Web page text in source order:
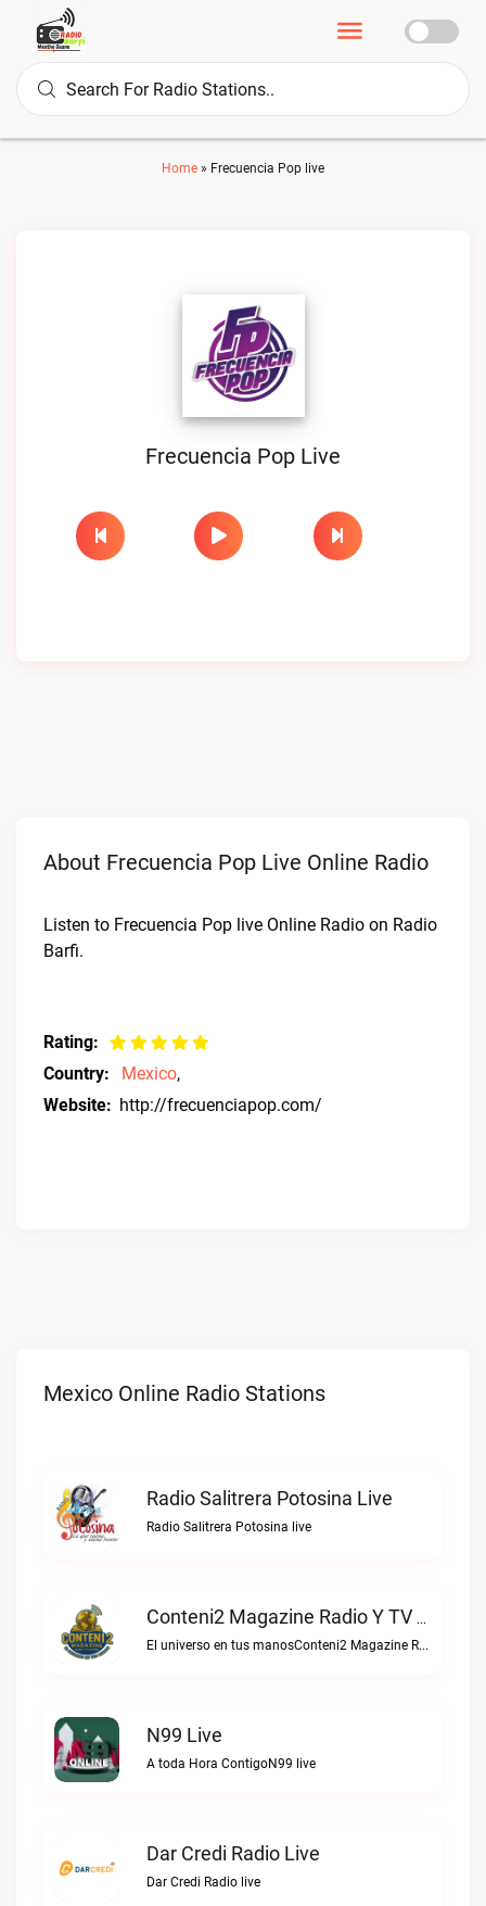
Home » Frecuencia Pop live
Frecuencia Pop Live
About Frecuencia Pop Live Online Radio
Listen to Frecuencia Pop live Online Radio on Radio
Barfi.
Rating:
Country:
Mexico,
Website: http://frecuenciapop.com/
Mexico Online Radio Stations
Radio Salitrera Potosina Live
Radio Salitrera Potosina live
Conteni2 Magazine Radio Y TV Digital Live
El universo en tus manosConteni2 Magazine Radio y TV Digital live
N99 Live
A toda Hora ContigoN99 live
Dar Credi Radio Live
Dar Credi Radio live